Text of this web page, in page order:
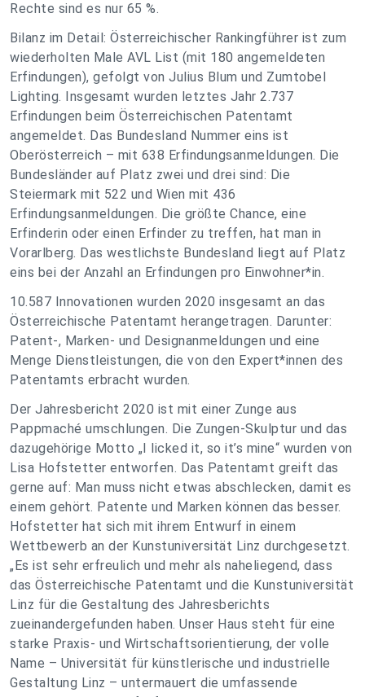
Rechte sind es nur 65 %.
Bilanz im Detail: Österreichischer Rankingführer ist zum
wiederholten Male AVL List (mit 180 angemeldeten
Erfindungen), gefolgt von Julius Blum und Zumtobel
Lighting. Insgesamt wurden letztes Jahr 2.737
Erfindungen beim Österreichischen Patentamt
angemeldet. Das Bundesland Nummer eins ist
Oberösterreich – mit 638 Erfindungsanmeldungen. Die
Bundesländer auf Platz zwei und drei sind: Die
Steiermark mit 522 und Wien mit 436
Erfindungsanmeldungen. Die größte Chance, eine
Erfinderin oder einen Erfinder zu treffen, hat man in
Vorarlberg. Das westlichste Bundesland liegt auf Platz
eins bei der Anzahl an Erfindungen pro Einwohner*in.
10.587 Innovationen wurden 2020 insgesamt an das
Österreichische Patentamt herangetragen. Darunter:
Patent-, Marken- und Designanmeldungen und eine
Menge Dienstleistungen, die von den Expert*innen des
Patentamts erbracht wurden.
Der Jahresbericht 2020 ist mit einer Zunge aus
Pappmaché umschlungen. Die Zungen-Skulptur und das
dazugehörige Motto „I licked it, so it’s mine“ wurden von
Lisa Hofstetter entworfen. Das Patentamt greift das
gerne auf: Man muss nicht etwas abschlecken, damit es
einem gehört. Patente und Marken können das besser.
Hofstetter hat sich mit ihrem Entwurf in einem
Wettbewerb an der Kunstuniversität Linz durchgesetzt.
„Es ist sehr erfreulich und mehr als naheliegend, dass
das Österreichische Patentamt und die Kunstuniversität
Linz für die Gestaltung des Jahresberichts
zueinandergefunden haben. Unser Haus steht für eine
starke Praxis- und Wirtschaftsorientierung, der volle
Name – Universität für künstlerische und industrielle
Gestaltung Linz – untermauert die umfassende